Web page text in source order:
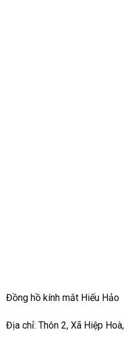
Đồng hồ kính mắt Hiếu Hảo
Địa chỉ: Thôn 2, Xã Hiệp